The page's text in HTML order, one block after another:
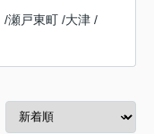
/瀬戸東町 /大津 /